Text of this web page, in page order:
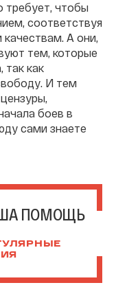
требует, чтобы
соответствуя
А они,
тем, которые
так как
И тем
боев в
сами знаете
ПОМОЩЬ